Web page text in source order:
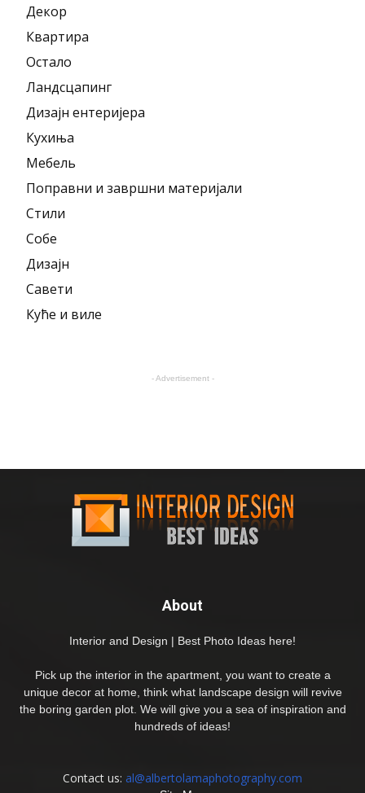
Декор
Квартира
Остало
Ландсцапинг
Дизајн ентеријера
Кухиња
Мебель
Поправни и завршни материјали
Стили
Собе
Дизајн
Савети
Куће и виле
- Advertisement -
About
Interior and Design | Best Photo Ideas here!
Pick up the interior in the apartment, you want to create a
unique decor at home, think what landscape design will revive
the boring garden plot. We will give you a sea of inspiration and
hundreds of ideas!
Contact us: al@albertolamaphotography.com